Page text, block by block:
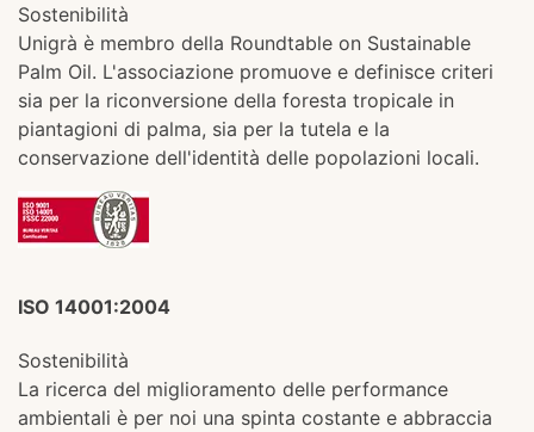
Sostenibilità
Unigrà è membro della Roundtable on Sustainable
Palm Oil. L'associazione promuove e definisce criteri
sia per la riconversione della foresta tropicale in
piantagioni di palma, sia per la tutela e la
conservazione dell'identità delle popolazioni locali.
ISO 14001:2004
Sostenibilità
La ricerca del miglioramento delle performance
ambientali è per noi una spinta costante e abbraccia